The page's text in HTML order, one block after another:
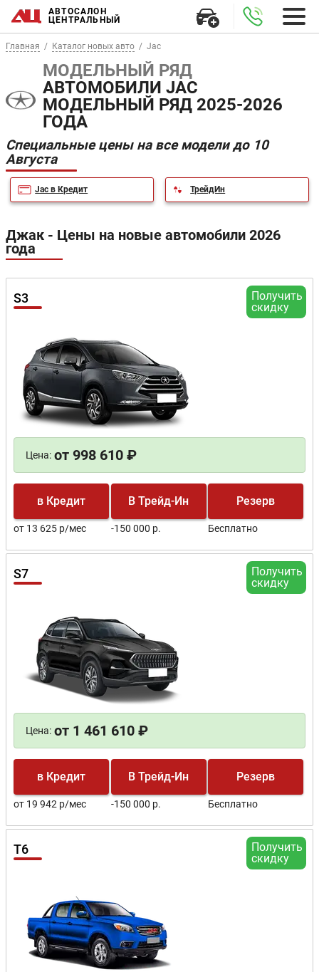
АВТОСАЛОН
ЦЕНТРАЛЬНЫЙ
Главная Каталог новых авто Jac
МОДЕЛЬНЫЙ РЯД
АВТОМОБИЛИ JAC
МОДЕЛЬНЫЙ РЯД 2025-2026
ГОДА
Специальные цены на все модели до 10
Августа
Jac в Кредит ТрейдИн
Джак - Цены на новые автомобили 2026
года
Получить
скидку
S3
Цена: от 998 610 ₽
в Кредит
от 13 625 р/мес
В Трейд-Ин
-150 000 р.
Резерв
Бесплатно
Получить
скидку
S7
Цена: от 1 461 610 ₽
в Кредит
от 19 942 р/мес
В Трейд-Ин
-150 000 р.
Резерв
Бесплатно
Получить
скидку
T6